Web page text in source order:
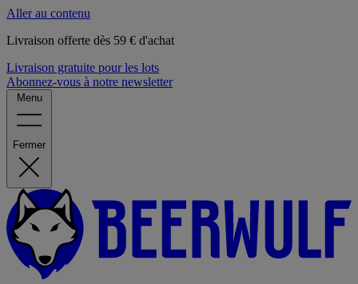
Aller au contenu
Livraison offerte dès 59 € d'achat
Livraison gratuite pour les lots
Abonnez-vous à notre newsletter
Menu
Fermer